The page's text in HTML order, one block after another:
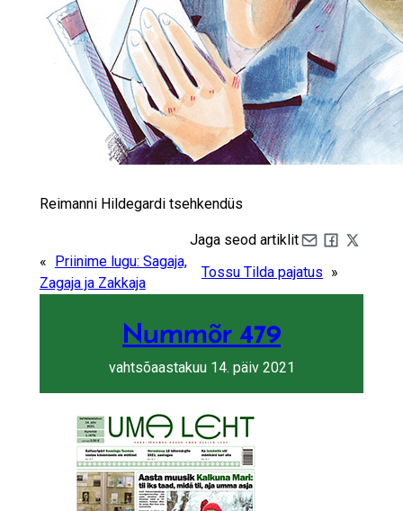
Reimanni Hildegardi tsehkendüs
Jaga seod artiklit
« Priinime lugu: Sagaja,
Zagaja ja Zakkaja
Tossu Tilda pajatus »
Nummõr 479
vahtsõaastakuu 14. päiv 2021